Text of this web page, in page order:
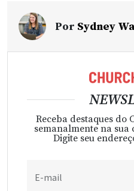
Por Sydney
Receba destaques do
semanalmente na
Digite seu
E-mail